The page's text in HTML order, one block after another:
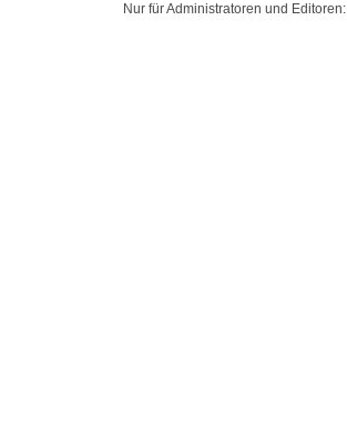
Nur für Administratoren und Editoren: